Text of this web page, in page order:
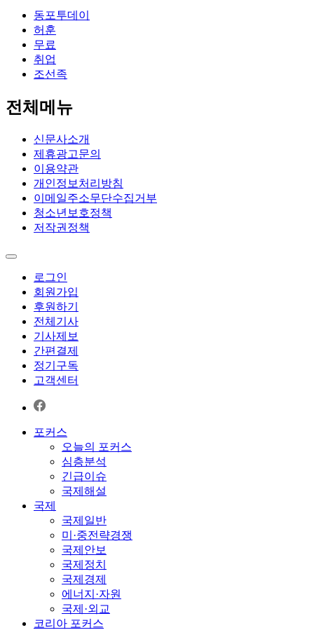
동포투데이
허훈
무료
취업
조선족
전체메뉴
신문사소개
제휴광고문의
이용약관
개인정보처리방침
이메일주소무단수집거부
청소년보호정책
저작권정책
로그인
회원가입
후원하기
전체기사
기사제보
간편결제
정기구독
고객센터
포커스
오늘의 포커스
심층분석
긴급이슈
국제해설
국제
국제일반
미·중전략경쟁
국제안보
국제정치
국제경제
에너지·자원
국제·외교
코리아 포커스